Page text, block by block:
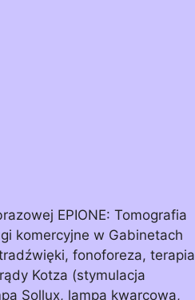
EPIONE: Tomografia
komercyjne w Gabinetach
fonoforeza, terapia
Kotza (stymulacja
Sollux, lampa kwarcowa,